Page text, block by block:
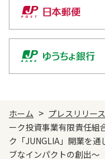
ホーム > プレスリリース
ーク投資事業有限責任組
ク「JUNGLIA」開業を通
ブなインパクトの創出～